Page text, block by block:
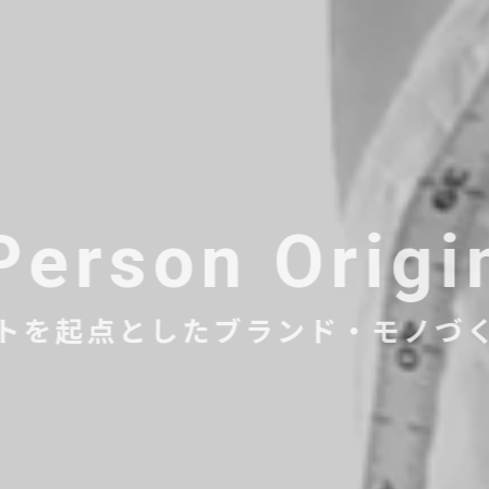
を起点としたブランド・モノづ